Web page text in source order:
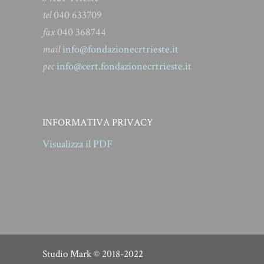
tel040 633709
fax040 368744
mail info@fondazionecrtrieste.it
pec info@cert.fondazionecrtrieste.it
INFORMATIVA PRIVACY
Visualizza il PDF
Studio Mark© 2018-2022